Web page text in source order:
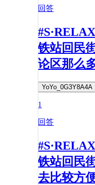
回答
铁站回民
论区那么
YoYo_0G3Y8A4A
1
回答
铁站回民
去比较方